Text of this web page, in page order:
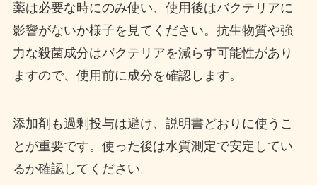
薬は必要な時にのみ使い、使用後はバクテリアに
影響がないか様子を見てください。抗生物質や強
力な殺菌成分はバクテリアを減らす可能性があり
ますので、使用前に成分を確認します。
添加剤も過剰投与は避け、説明書どおりに使うこ
とが重要です。使った後は水質測定で安定してい
るか確認してください。